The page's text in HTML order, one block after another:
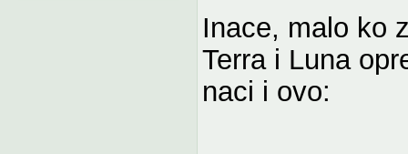
Inace, malo ko
Terra i Luna
naci i ovo: